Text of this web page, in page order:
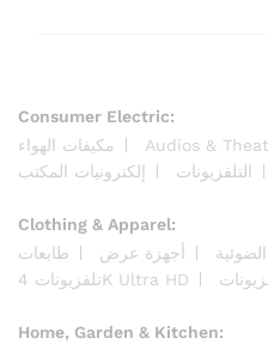
Consumer Electric:
مكيفات الهواء
Audios &
إلكترونيات المكتب
التلفزيونات
Clothing & Apparel:
طابعات
أجهزة عرض
تلفزيونات 4K Ultra HD
Home, Garden & Kitchen: